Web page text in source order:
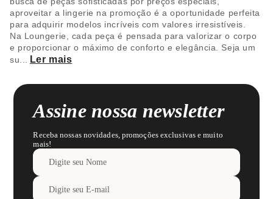
aproveitar a lingerie na promoção é a oportunidade perfeita
para adquirir modelos incríveis com valores irresistíveis.
Na Loungerie, cada peça é pensada para valorizar o corpo
e proporcionar o máximo de conforto e elegância. Seja um
su
Ler mais
Assine nossa newsletter
Receba nossas novidades, promoções exclusivas e muito
mais!